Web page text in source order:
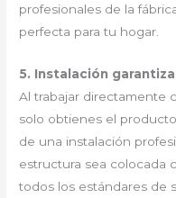
profesionales de la
perfecta para tu hogar.
5. Instalación
Al trabajar directamente
solo obtienes el
de una instalación
estructura sea colocada
todos los estándares de